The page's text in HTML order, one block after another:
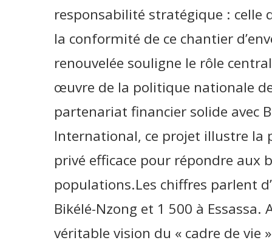
responsabilité stratégique : celle
la conformité de ce chantier
renouvelée souligne le rôle
œuvre de la politique nationale
partenariat financier solide avec
International, ce projet illustre la
privé efficace pour répondre aux
populations.Les chiffres parlent
Bikélé-Nzong et 1 500 à Essassa.
véritable vision du « cadre de vie